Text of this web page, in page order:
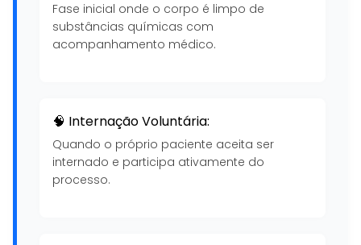
Fase inicial onde o corpo é limpo de
substâncias químicas com
acompanhamento médico.
🧠 Internação Voluntária:
Quando o próprio paciente aceita ser
internado e participa ativamente do
processo.